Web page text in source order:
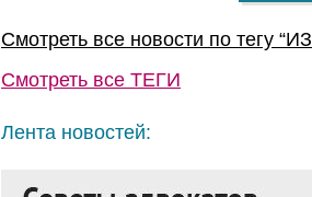
Смотреть все новости по тегу “
Смотреть все ТЕГИ
Лента новостей: